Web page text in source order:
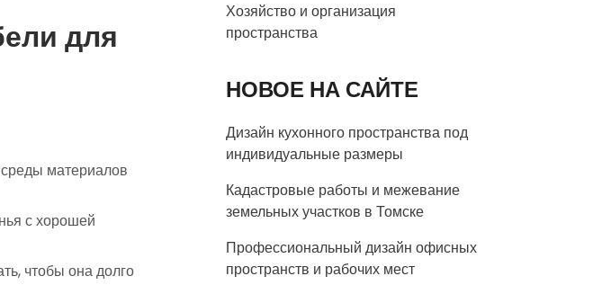
для
материалов
с хорошей
чтобы она долго
Хозяйство и организация
пространства
НОВОЕ НА САЙТЕ
Дизайн кухонного пространства под
индивидуальные размеры
Кадастровые работы и межевание
земельных участков в Томске
Профессиональный дизайн офисных
пространств и рабочих мест